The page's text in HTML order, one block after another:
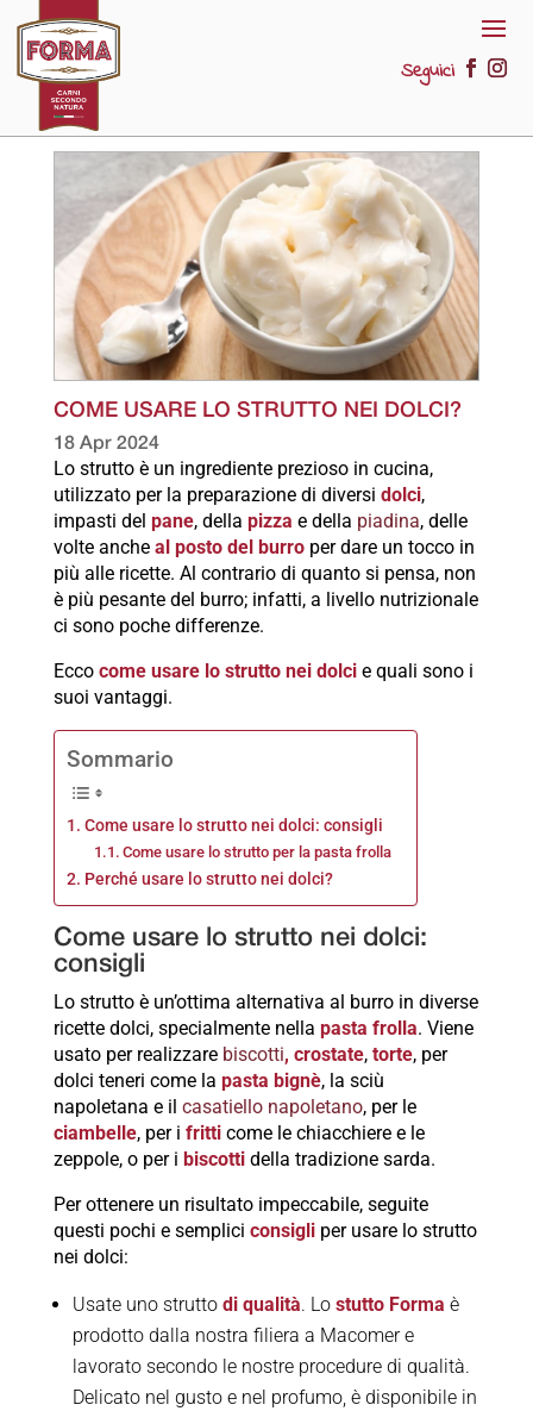
Seguici
COME USARE LO STRUTTO NEI DOLCI?
18 Apr 2024
Lo strutto è un ingrediente prezioso in cucina,
utilizzato per la preparazione di diversi dolci,
impasti del pane, della pizza e della piadina, delle
volte anche al posto del burroper dare un tocco in
più alle ricette. Al contrario di quanto si pensa, non
è più pesante del burro; infatti, a livello nutrizionale
ci sono poche differenze.
Ecco come usare lo strutto nei dolcie quali sono i
suoi vantaggi.
Sommario
Come usare lo strutto nei dolci: consigli
Come usare lo strutto per la pasta frolla
Perché usare lo strutto nei dolci?
Come usare lo strutto nei dolci:
consigli
Lo strutto è un’ottima alternativa al burro in diverse
ricette dolci, specialmente nella pasta frolla. Viene
usato per realizzare biscotti, crostate, torte, per
dolci teneri come la pasta bignè, la sciù
napoletana e il casatiello napoletano, per le
ciambelle, per i fritticome le chiacchiere e le
zeppole, o per i biscottidella tradizione sarda.
Per ottenere un risultato impeccabile, seguite
questi pochi e semplici consigliper usare lo strutto
nei dolci:
Usate uno strutto di qualità. Lo stutto Forma è
prodotto dalla nostra filiera a Macomer e
lavorato secondo le nostre procedure di qualità.
Delicato nel gusto e nel profumo, è disponibile in